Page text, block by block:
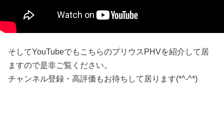
そしてYouTubeでもこちらのプリウスPHVを紹介して居
ますので是非ご覧ください。
チャンネル登録・高評価もお待ちして居ります(*^-^*)